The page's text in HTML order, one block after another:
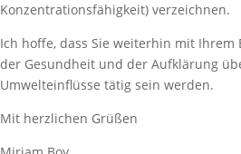
Konzentrationsfähigkeit) verzeichnen.
Ich hoffe, dass Sie weiterhin mit Ihrem
der Gesundheit und der Aufklärung
Umwelteinflüsse tätig sein werden.
Mit herzlichen Grüßen